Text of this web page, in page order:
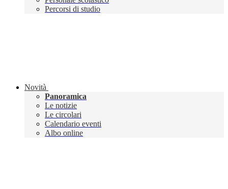
Percorsi di studio
Novità
Panoramica
Le notizie
Le circolari
Calendario eventi
Albo online